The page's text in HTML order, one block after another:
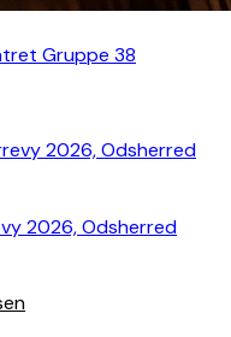
Gruppe 38
2026, Odsherred